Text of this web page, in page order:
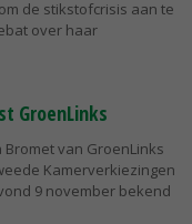
de stikstofcrisis aan te
over haar
GroenLinks
van GroenLinks
Kamerverkiezingen
9 november bekend